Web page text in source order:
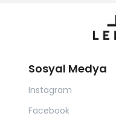
Sosyal Medya
Instagram
Facebook